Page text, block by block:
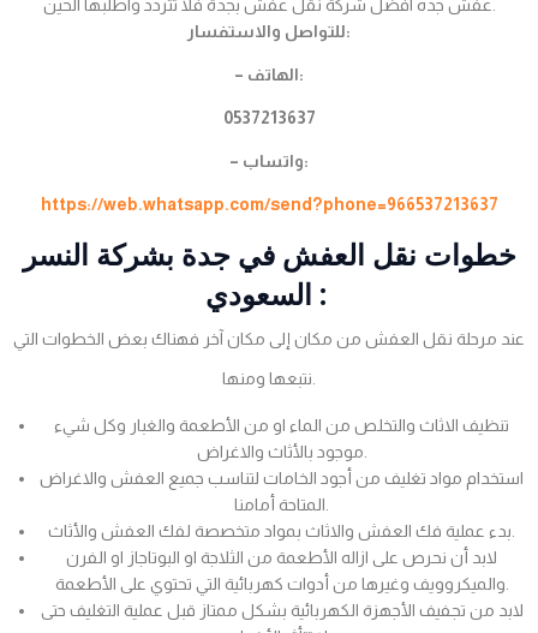
للتواصل والاستفسار:
– الهاتف:
0537213637
– واتساب:
https://web.whatsapp.com/send?phone=966537213637
خطوات نقل العفش في جدة بشركة النسر
السعودي :
عند مرحلة نقل العفش من مكان إلى مكان آخر فهناك بعض الخطوات التي
تنظيف الاثاث والتخلص من الماء او من الأطعمة والغبار وكل شيء
استخدام مواد تغليف من أجود الخامات لتناسب جميع العفش والاغراض
لابد أن نحرص على ازاله الأطعمة من الثلاجة او البوتاجاز او الفرن
لابد من تجفيف الأجهزة الكهربائية بشكل ممتاز قبل عملية التغليف حتى